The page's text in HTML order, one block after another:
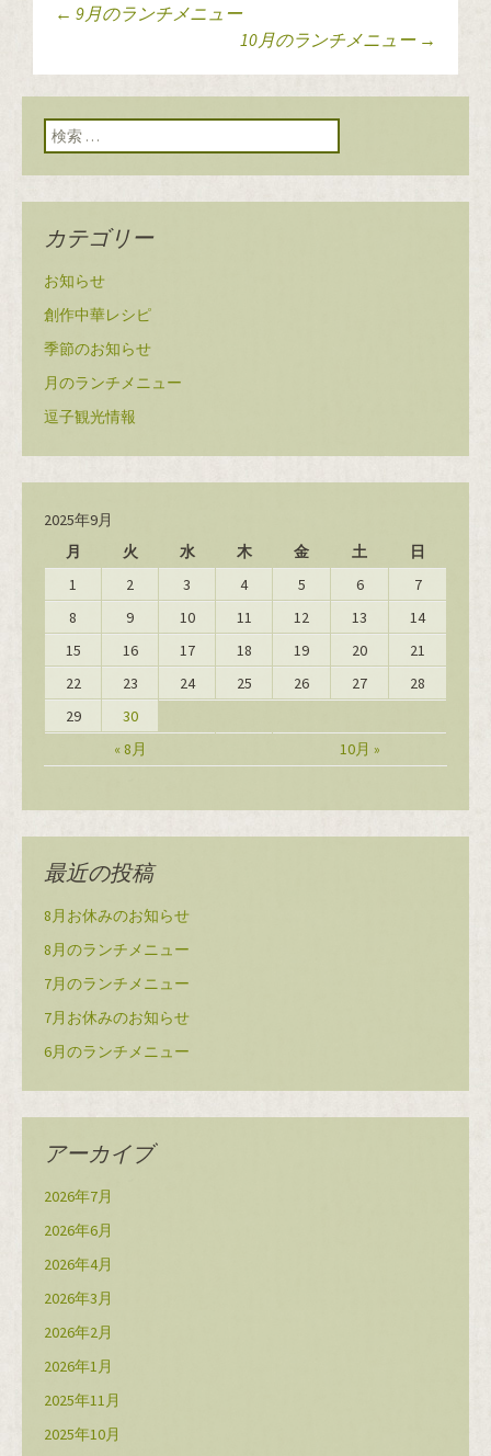
投稿ナビゲーショ
ン
← 9月のランチメニュー
10月のランチメニュー →
検索:
カテゴリー
お知らせ
創作中華レシピ
季節のお知らせ
月のランチメニュー
逗子観光情報
2025年9月
月
火 水 木 金 土 日
« 8月 10月 »
1 2 3 4 5 6
7
8
9 10 11 12 13
14
15
16 17 18 19 20
21
22
23 24 25 26 27
28
29
30
最近の投稿
8月お休みのお知らせ
8月のランチメニュー
7月のランチメニュー
7月お休みのお知らせ
6月のランチメニュー
アーカイブ
2026年7月
2026年6月
2026年4月
2026年3月
2026年2月
2026年1月
2025年11月
2025年10月